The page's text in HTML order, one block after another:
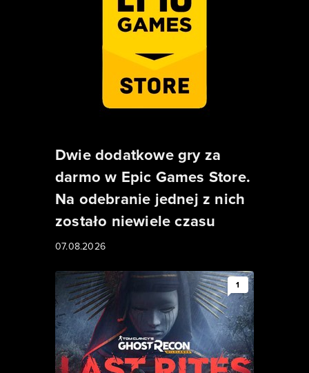
Dwie dodatkowe gry za
darmo w Epic Games Store.
Na odebranie jednej z nich
zostało niewiele czasu
07.08.2026
1